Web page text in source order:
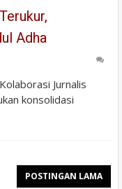
Adha
Jurnalis
konsolidasi
POSTINGAN LAMA